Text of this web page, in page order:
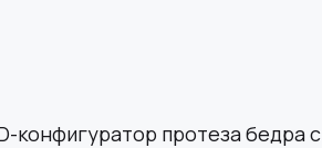
конфигуратор протеза